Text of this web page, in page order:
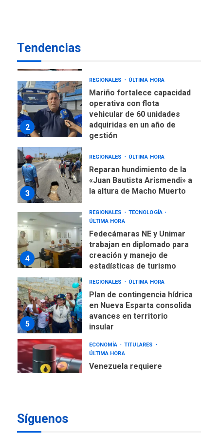
Tendencias
1
2
REGIONALES ÚLTIMA HORA
Mariño fortalece capacidad
operativa con flota
vehicular de 60 unidades
adquiridas en un año de
gestión
3
REGIONALES ÚLTIMA HORA
Reparan hundimiento de la
«Juan Bautista Arismendi» a
la altura de Macho Muerto
4
REGIONALES
TECNOLOGÍA
ÚLTIMA HORA
Fedecámaras NE y Unimar
trabajan en diplomado para
creación y manejo de
estadísticas de turismo
5
REGIONALES ÚLTIMA HORA
Plan de contingencia hídrica
en Nueva Esparta consolida
avances en territorio
insular
ECONOMÍA
TITULARES
ÚLTIMA HORA
Venezuela requiere
Síguenos